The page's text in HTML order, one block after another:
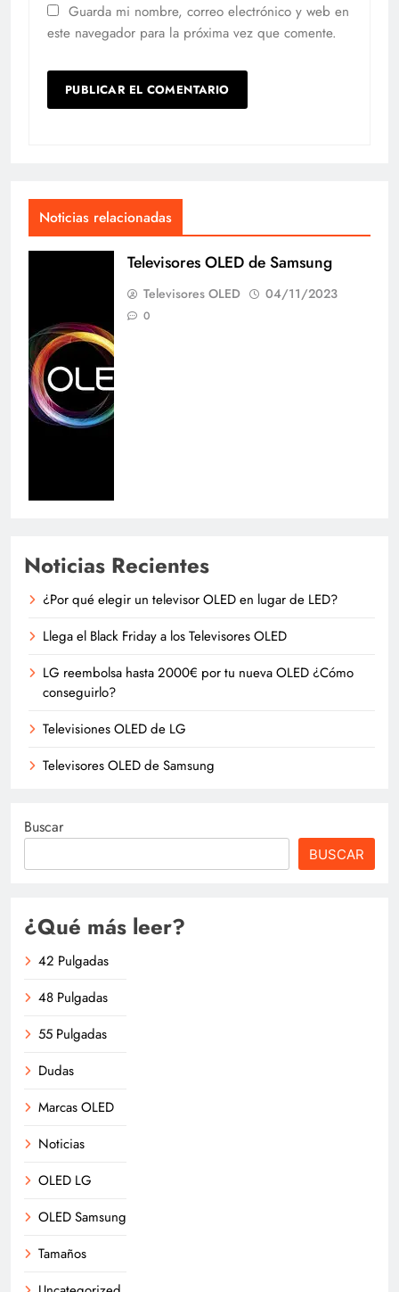
Guarda mi nombre, correo electrónico y web en
este navegador para la próxima vez que comente.
Noticias relacionadas
Televisores OLED de Samsung
Televisores OLED 04/11/2023
0
Noticias Recientes
¿Por qué elegir un televisor OLED en lugar de LED?
Llega el Black Friday a los Televisores OLED
LG reembolsa hasta 2000€ por tu nueva OLED ¿Cómo
conseguirlo?
Televisiones OLED de LG
Televisores OLED de Samsung
Buscar
BUSCAR
¿Qué más leer?
42 Pulgadas
48 Pulgadas
55 Pulgadas
Dudas
Marcas OLED
Noticias
OLED LG
OLED Samsung
Tamaños